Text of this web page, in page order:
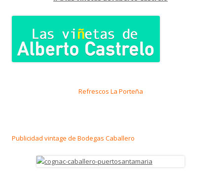
Refrescos La Porteña
Publicidad vintage de Bodegas Caballero